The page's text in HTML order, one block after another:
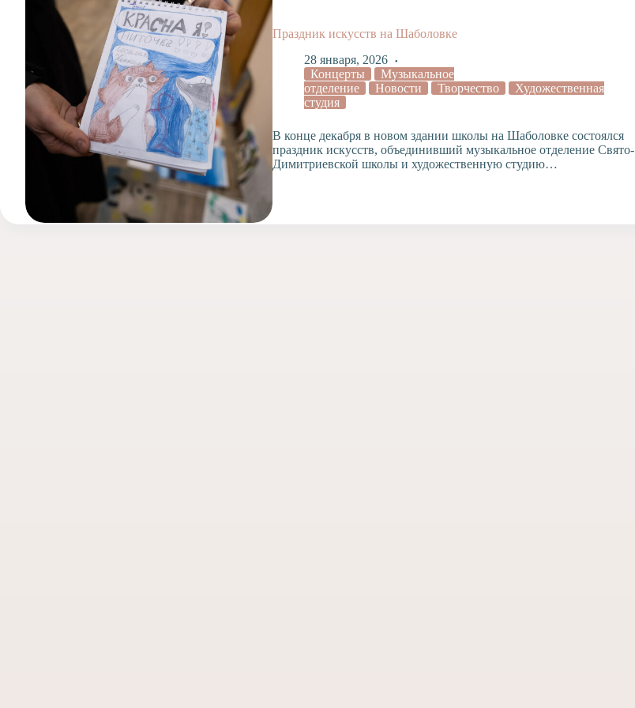
Допобразование
Проекты
Творчество
Художественная
студия
Музыкальное
отделение
Психологическая
Служба
Тьюторская
служба
Праздник искусств на Шаболовке
28 января, 2026
Концерты
Музыкальное
отделение
Новости Творчество
Художественная
студия
В конце декабря в новом здании школы на Шаболовке состоялся
праздник искусств, объединивший музыкальное отделение Свято-
Димитриевской школы и художественную студию…